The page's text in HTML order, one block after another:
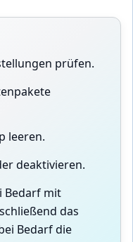
prüfen.
leeren.
deaktivieren.
Bedarf mit
das
Bedarf die